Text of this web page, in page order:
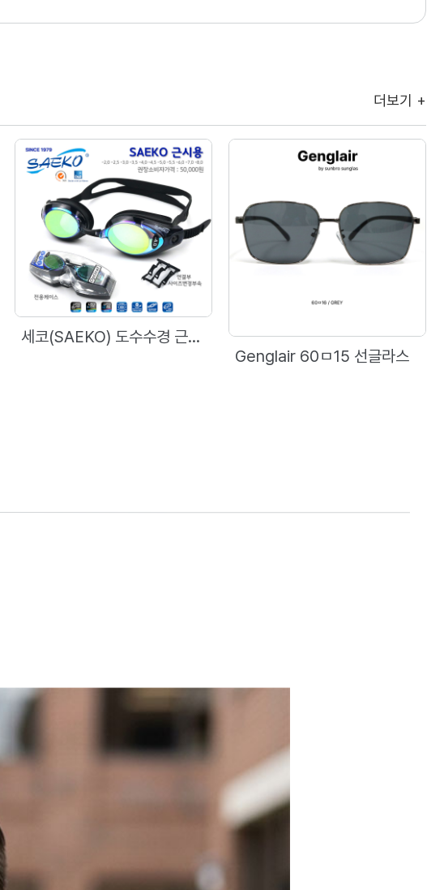
더보기 +
세코(SAEKO) 도수수경 근시용 S42UOP (TAIWAN)
Genglair 60ㅁ15 선글라스